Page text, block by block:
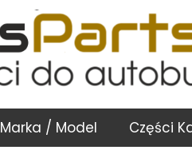
Marka / Model Części